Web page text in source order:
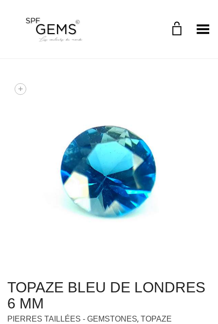
Toggle Menu
+
TOPAZE BLEU DE LONDRES
6 MM
PIERRES TAILLÉES - GEMSTONES, TOPAZE